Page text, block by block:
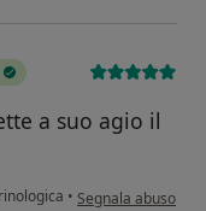
a suo agio il
• secondo
Segnala abuso